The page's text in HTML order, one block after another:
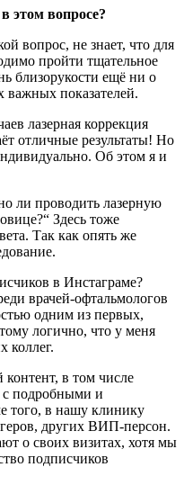
этом вопросе?
вопрос, не знает, что для
пройти тщательное
близорукости ещё ни о
важных показателей.
лазерная коррекция
отличные результаты! Но
Об этом я и
ли проводить лазерную
Здесь тоже
Так как опять же
в Инстаграме?
врачей-офтальмологов
одним из первых,
логично, что у меня
коллег.
в том числе
с подробными и
того, в нашу клинику
других ВИП-персон.
о своих визитах, хотя мы
подписчиков